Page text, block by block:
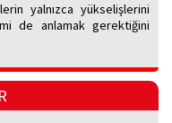
yalnızca yükselişlerini
de anlamak gerektiğini